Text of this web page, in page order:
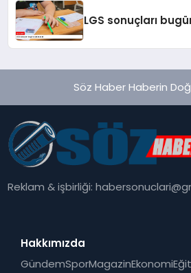
LGS sonuçları
Söz Haber Haberin
Reklam & işbirliği:
Hakkımızda
GündemSporMagazinEkonomi